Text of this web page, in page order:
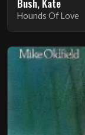
Hounds Of Love